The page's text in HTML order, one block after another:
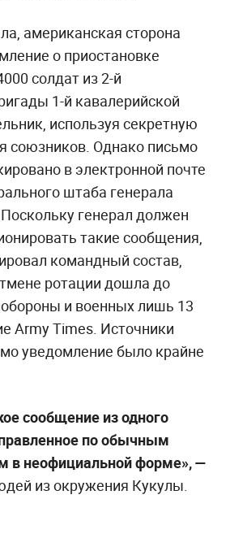
американская сторона
о приостановке
солдат из 2-й
1-й кавалерийской
используя секретную
союзников. Однако письмо
в электронной почте
штаба генерала
генерал должен
такие сообщения,
командный состав,
ротации дошла до
и военных лишь 13
Army Times. Источники
уведомление было крайне
сообщение из одного
по обычным
в неофициальной форме», —
из окружения Кукулы.